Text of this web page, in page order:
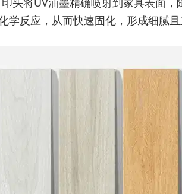
反应，从而快速固化，形成细腻且